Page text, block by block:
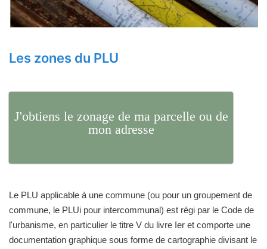
Les zones du PLU
J'obtiens le zonage de ma parcelle ou de
mon adresse
Le PLU applicable à une commune (ou pour un groupement de
commune, le PLUi pour intercommunal) est régi par le Code de
l'urbanisme, en particulier le titre V du livre Ier et comporte une
documentation graphique sous forme de cartographie divisant le